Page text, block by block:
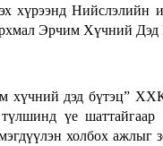
хүрээнд
Эрчим Хүчний Дэд
дэд бүтэц”
үе
холбох ажлыг